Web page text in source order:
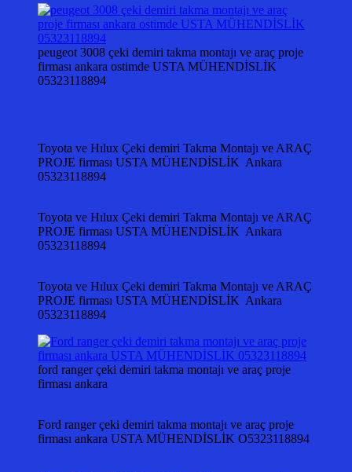
peugeot 3008 çeki demiri takma montajı ve araç proje
firması ankara ostimde USTA MÜHENDİSLİK
05323118894
Toyota ve Hılux Çeki demiri Takma Montajı ve ARAÇ
PROJE firması USTA MÜHENDİSLİK Ankara
05323118894
Toyota ve Hılux Çeki demiri Takma Montajı ve ARAÇ
PROJE firması USTA MÜHENDİSLİK Ankara
05323118894
Toyota ve Hılux Çeki demiri Takma Montajı ve ARAÇ
PROJE firması USTA MÜHENDİSLİK Ankara
05323118894
ford ranger çeki demiri takma montajı ve araç proje
firması ankara
Ford ranger çeki demiri takma montajı ve araç proje
firması ankara USTA MÜHENDİSLİK O5323118894